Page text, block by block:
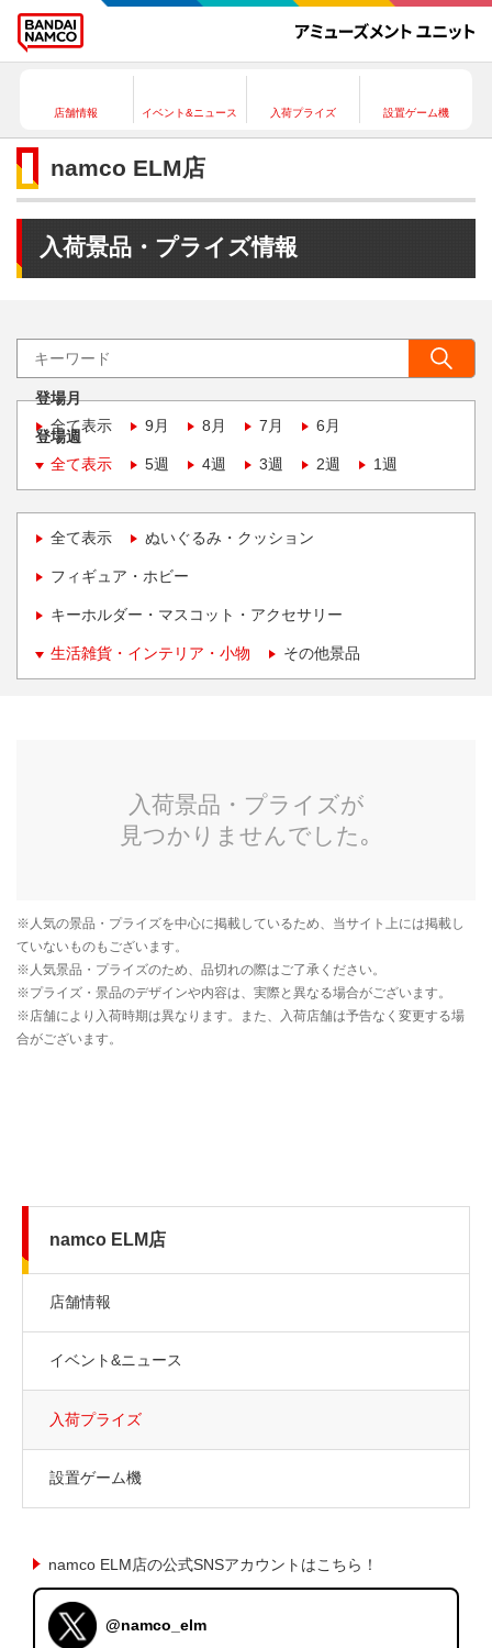
店舗情報 イベント&ニュース 入荷プライズ 設置ゲーム機
namco ELM店
入荷景品・プライズ情報
登場月
全て表示
9月 8月 7月 6月
登場週
全て表示
5週 4週 3週 2週 1週
全て表示 ぬいぐるみ・クッション
フィギュア・ホビー
キーホルダー・マスコット・アクセサリー
生活雑貨・インテリア・小物 その他景品
namco ELM店
店舗情報
イベント&ニュース
入荷プライズ
設置ゲーム機
namco ELM店の公式SNSアカウントはこちら！
@namco_elm